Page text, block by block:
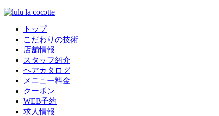
トップ
こだわりの技術
店舗情報
スタッフ紹介
ヘアカタログ
メニュー料金
クーポン
WEB予約
求人情報